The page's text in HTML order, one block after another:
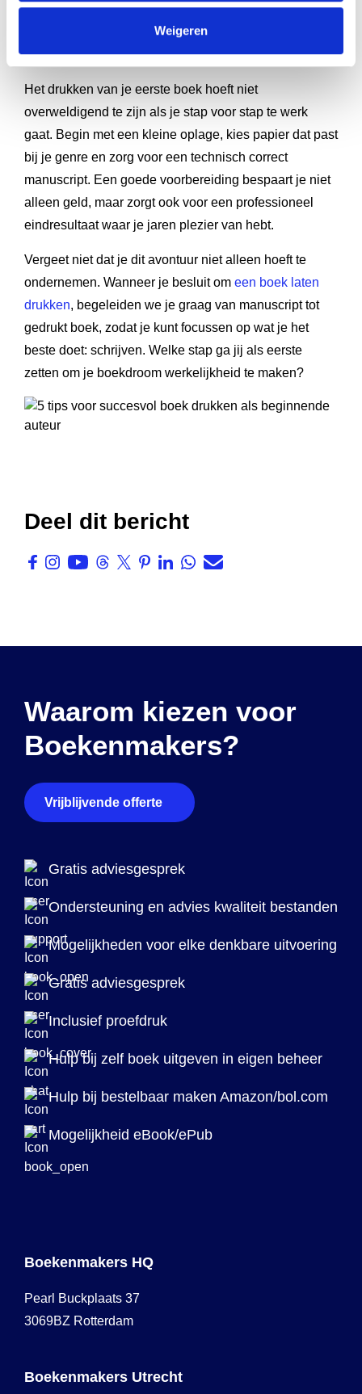
Weigeren
drukken begint met de
juiste voorbereiding
Het drukken van je eerste boek hoeft niet
overweldigend te zijn als je stap voor stap te werk
gaat. Begin met een kleine oplage, kies papier dat past
bij je genre en zorg voor een technisch correct
manuscript. Een goede voorbereiding bespaart je niet
alleen geld, maar zorgt ook voor een professioneel
eindresultaat waar je jaren plezier van hebt.
Vergeet niet dat je dit avontuur niet alleen hoeft te
ondernemen. Wanneer je besluit om een boek laten
drukken, begeleiden we je graag van manuscript tot
gedrukt boek, zodat je kunt focussen op wat je het
beste doet: schrijven. Welke stap ga jij als eerste
zetten om je boekdroom werkelijkheid te maken?
Deel dit bericht
Waarom kiezen voor
Boekenmakers?
Vrijblijvende offerte
Gratis adviesgesprek
Ondersteuning en advies kwaliteit bestanden
Mogelijkheden voor elke denkbare uitvoering
Gratis adviesgesprek
Inclusief proefdruk
Hulp bij zelf boek uitgeven in eigen beheer
Hulp bij bestelbaar maken Amazon/bol.com
Mogelijkheid eBook/ePub
Boekenmakers HQ
Pearl Buckplaats 37
3069BZ Rotterdam
Boekenmakers Utrecht